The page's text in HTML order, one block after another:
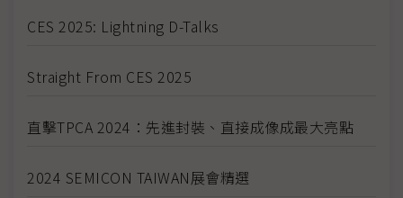
CES 2025: Lightning D-Talks
Straight From CES 2025
直擊TPCA 2024：先進封裝、直接成像成最大亮點
2024 SEMICON TAIWAN展會精選